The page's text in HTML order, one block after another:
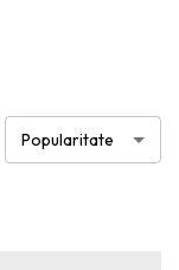
Popularitate